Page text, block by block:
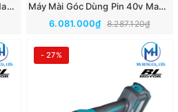
Máy Mài Góc Dùng Pin 40v Makita GA042GZ(Thân Máy)(BL/XLOCK)
Máy Mài Góc Dùng Pin 40v Makita GA041GZ(Thân Máy)(BL/XLOCK)
6.081.000₫ 8.287.120₫
- 27%